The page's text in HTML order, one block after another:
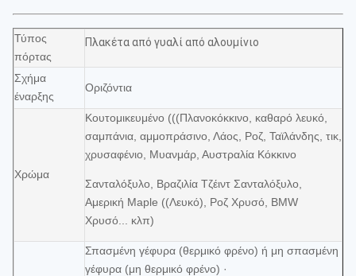
Τύπος
πόρτας
Πλακέτα από γυαλί από αλουμίνιο
Σχήμα
έναρξης
Οριζόντια
Χρώμα
Κουτομικευμένο (((Πλανοκόκκινο, καθαρό λευκό,
σαμπάνια, αμμοπράσινο, Λάος, Ροζ, Ταϊλάνδης, τικ,
χρυσαφένιο, Μυανμάρ, Αυστραλία Κόκκινο
Σανταλόξυλο, Βραζιλία Τζέιντ Σανταλόξυλο,
Αμερική Maple ((Λευκό), Ροζ Χρυσό, BMW
Χρυσό... κλπ)
Σπασμένη γέφυρα (θερμικό φρένο) ή μη σπασμένη
γέφυρα (μη θερμικό φρένο) ·